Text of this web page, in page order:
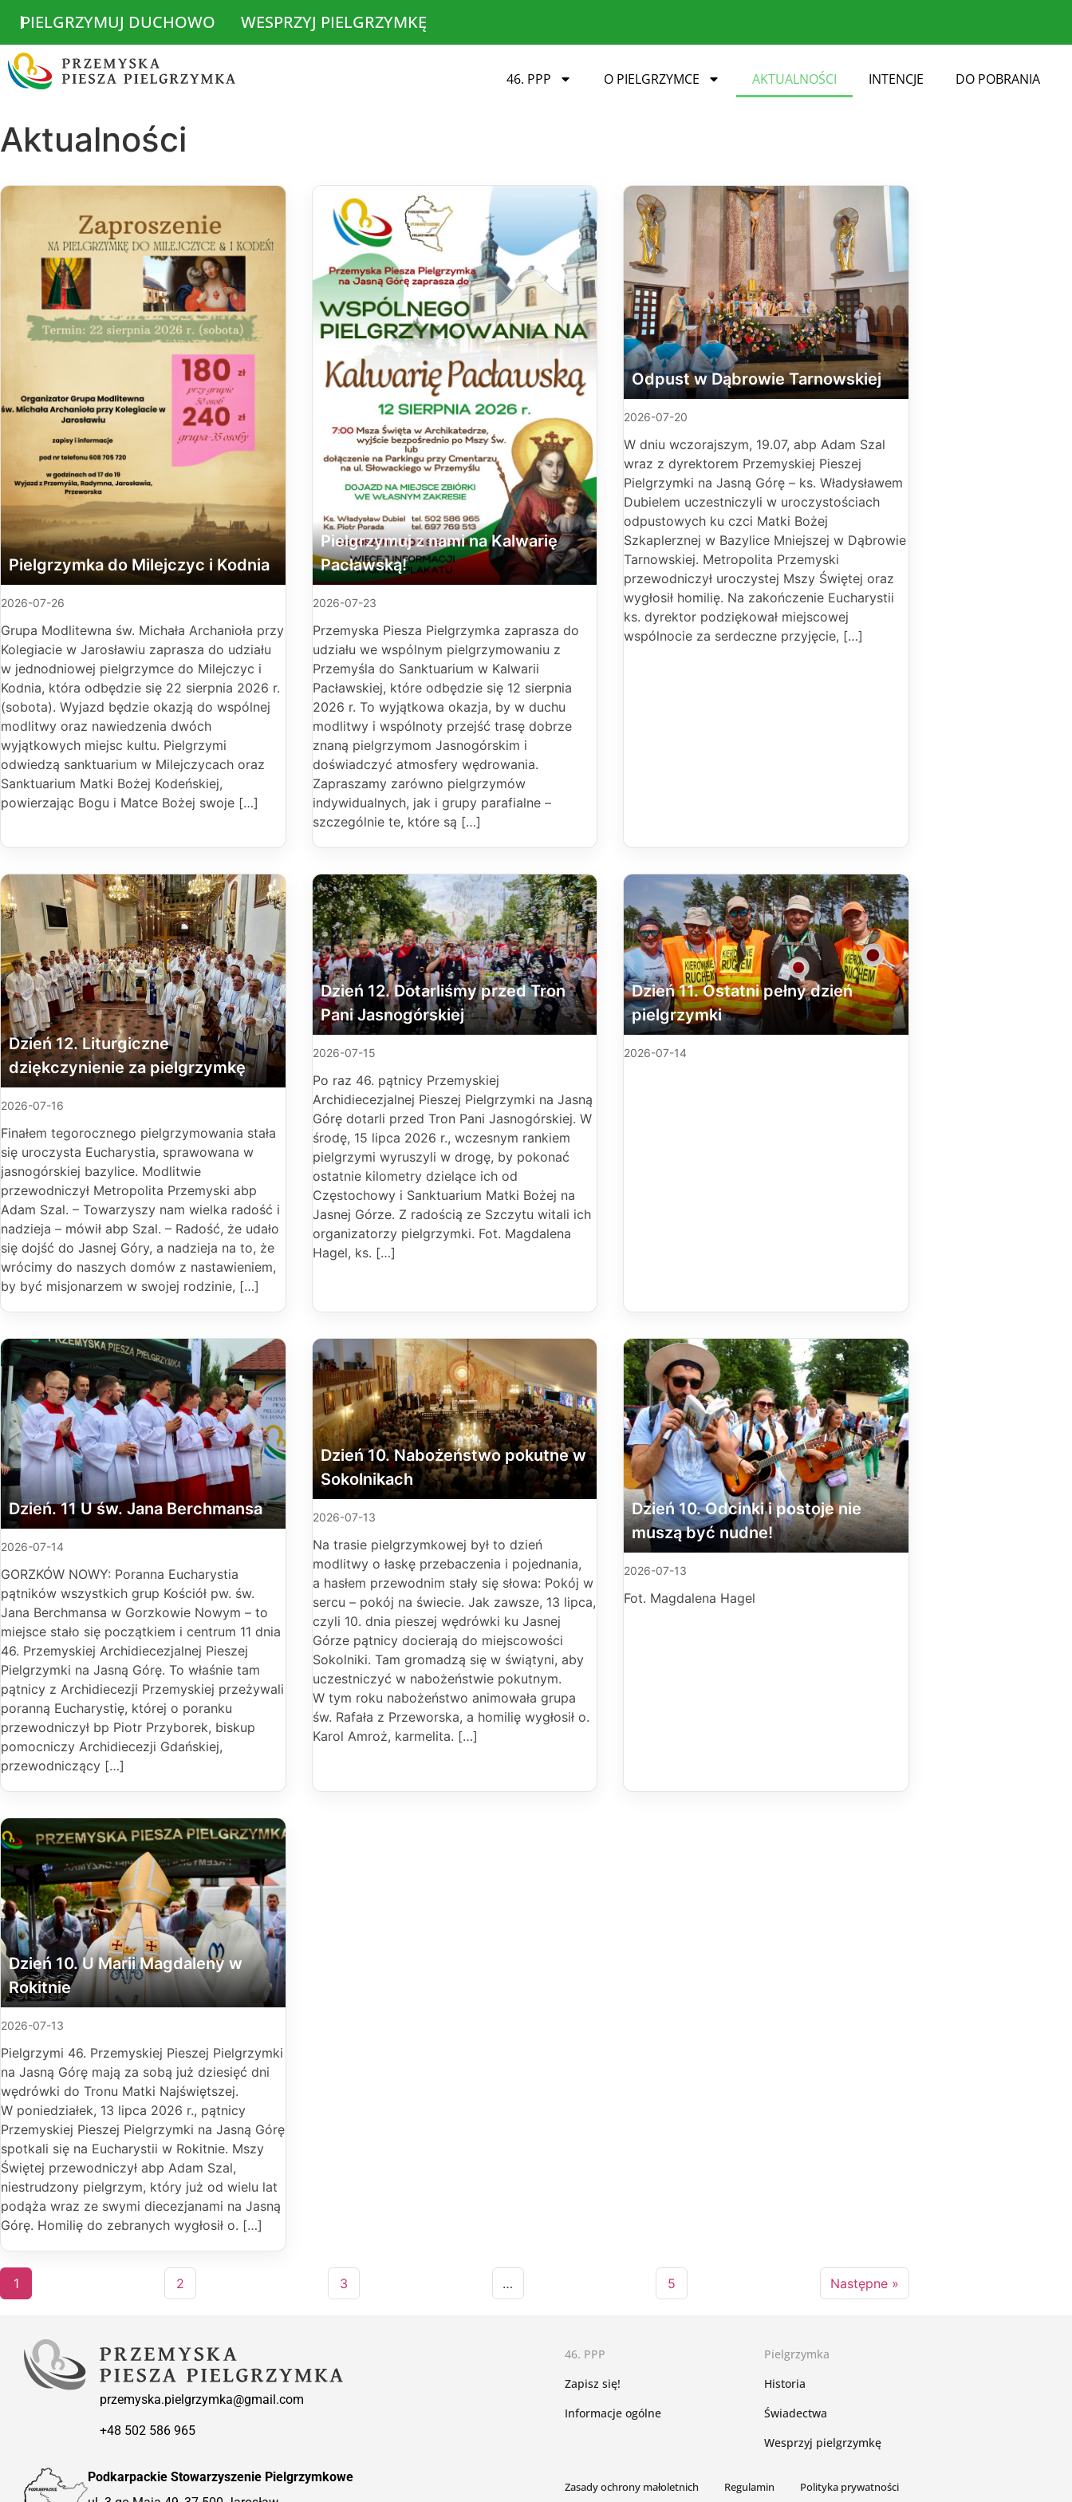
PIELGRZYMUJ DUCHOWO WESPRZYJ PIELGRZYMKĘ
46. PPP O PIELGRZYMCE AKTUALNOŚCI INTENCJE DO POBRANIA
Aktualności
Pielgrzymka do Milejczyc i Kodnia
2026-07-26
Grupa Modlitewna św. Michała Archanioła przy
Kolegiacie w Jarosławiu zaprasza do udziału
w jednodniowej pielgrzymce do Milejczyc i
Kodnia, która odbędzie się 22 sierpnia 2026 r.
(sobota). Wyjazd będzie okazją do wspólnej
modlitwy oraz nawiedzenia dwóch
wyjątkowych miejsc kultu. Pielgrzymi
odwiedzą sanktuarium w Milejczycach oraz
Sanktuarium Matki Bożej Kodeńskiej,
powierzając Bogu i Matce Bożej swoje […]
Pielgrzymuj z nami na Kalwarię
Pacławską!
2026-07-23
Przemyska Piesza Pielgrzymka zaprasza do
udziału we wspólnym pielgrzymowaniu z
Przemyśla do Sanktuarium w Kalwarii
Pacławskiej, które odbędzie się 12 sierpnia
2026 r. To wyjątkowa okazja, by w duchu
modlitwy i wspólnoty przejść trasę dobrze
znaną pielgrzymom Jasnogórskim i
doświadczyć atmosfery wędrowania.
Zapraszamy zarówno pielgrzymów
indywidualnych, jak i grupy parafialne –
szczególnie te, które są […]
Odpust w Dąbrowie Tarnowskiej
2026-07-20
W dniu wczorajszym, 19.07, abp Adam Szal
wraz z dyrektorem Przemyskiej Pieszej
Pielgrzymki na Jasną Górę – ks. Władysławem
Dubielem uczestniczyli w uroczystościach
odpustowych ku czci Matki Bożej
Szkaplerznej w Bazylice Mniejszej w Dąbrowie
Tarnowskiej. Metropolita Przemyski
przewodniczył uroczystej Mszy Świętej oraz
wygłosił homilię. Na zakończenie Eucharystii
ks. dyrektor podziękował miejscowej
wspólnocie za serdeczne przyjęcie, […]
Dzień 12. Liturgiczne
dziękczynienie za pielgrzymkę
2026-07-16
Finałem tegorocznego pielgrzymowania stała
się uroczysta Eucharystia, sprawowana w
jasnogórskiej bazylice. Modlitwie
przewodniczył Metropolita Przemyski abp
Adam Szal. – Towarzyszy nam wielka radość i
nadzieja – mówił abp Szal. – Radość, że udało
się dojść do Jasnej Góry, a nadzieja na to, że
wrócimy do naszych domów z nastawieniem,
by być misjonarzem w swojej rodzinie, […]
Dzień 12. Dotarliśmy przed Tron
Pani Jasnogórskiej
2026-07-15
Po raz 46. pątnicy Przemyskiej
Archidiecezjalnej Pieszej Pielgrzymki na Jasną
Górę dotarli przed Tron Pani Jasnogórskiej. W
środę, 15 lipca 2026 r., wczesnym rankiem
pielgrzymi wyruszyli w drogę, by pokonać
ostatnie kilometry dzielące ich od
Częstochowy i Sanktuarium Matki Bożej na
Jasnej Górze. Z radością ze Szczytu witali ich
organizatorzy pielgrzymki. Fot. Magdalena
Hagel, ks. […]
Dzień 11. Ostatni pełny dzień
pielgrzymki
2026-07-14
Dzień. 11 U św. Jana Berchmansa
2026-07-14
GORZKÓW NOWY: Poranna Eucharystia
pątników wszystkich grup Kościół pw. św.
Jana Berchmansa w Gorzkowie Nowym – to
miejsce stało się początkiem i centrum 11 dnia
46. Przemyskiej Archidiecezjalnej Pieszej
Pielgrzymki na Jasną Górę. To właśnie tam
pątnicy z Archidiecezji Przemyskiej przeżywali
poranną Eucharystię, której o poranku
przewodniczył bp Piotr Przyborek, biskup
pomocniczy Archidiecezji Gdańskiej,
przewodniczący […]
Dzień 10. Nabożeństwo pokutne w
Sokolnikach
2026-07-13
Na trasie pielgrzymkowej był to dzień
modlitwy o łaskę przebaczenia i pojednania,
a hasłem przewodnim stały się słowa: Pokój w
sercu – pokój na świecie. Jak zawsze, 13 lipca,
czyli 10. dnia pieszej wędrówki ku Jasnej
Górze pątnicy docierają do miejscowości
Sokolniki. Tam gromadzą się w świątyni, aby
uczestniczyć w nabożeństwie pokutnym.
W tym roku nabożeństwo animowała grupa
św. Rafała z Przeworska, a homilię wygłosił o.
Karol Amroż, karmelita. […]
Dzień 10. Odcinki i postoje nie
muszą być nudne!
2026-07-13
Fot. Magdalena Hagel
Dzień 10. U Marii Magdaleny w
Rokitnie
2026-07-13
Pielgrzymi 46. Przemyskiej Pieszej Pielgrzymki
na Jasną Górę mają za sobą już dziesięć dni
wędrówki do Tronu Matki Najświętszej.
W poniedziałek, 13 lipca 2026 r., pątnicy
Przemyskiej Pieszej Pielgrzymki na Jasną Górę
spotkali się na Eucharystii w Rokitnie. Mszy
Świętej przewodniczył abp Adam Szal,
niestrudzony pielgrzym, który już od wielu lat
podąża wraz ze swymi diecezjanami na Jasną
Górę. Homilię do zebranych wygłosił o. […]
1 2 3 … 5 Następne »
przemyska.pielgrzymka@gmail.com
+48 502 586 965
Podkarpackie Stowarzyszenie Pielgrzymkowe
46. PPP
Zapisz się!
Informacje ogólne
Pielgrzymka
Historia
Świadectwa
Wesprzyj pielgrzymkę
Zasady ochrony małoletnich Regulamin Polityka prywatności